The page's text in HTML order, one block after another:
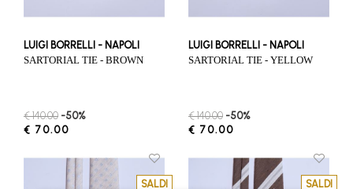
LUIGI BORRELLI - NAPOLI
SARTORIAL TIE - BROWN
€ 140.00 -50%
€ 70.00
LUIGI BORRELLI - NAPOLI
SARTORIAL TIE - YELLOW
€ 140.00 -50%
€ 70.00
SALDI SALDI